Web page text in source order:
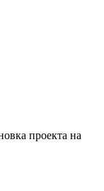
проекта на